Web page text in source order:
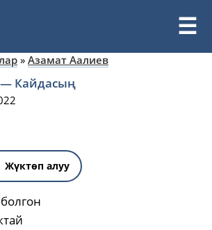
» Азамат Аалиев
— Кайдасың
Жүктөп алуу